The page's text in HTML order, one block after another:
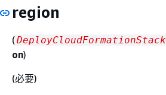
region
(DeployCloudFormationStack
on)
(必要)